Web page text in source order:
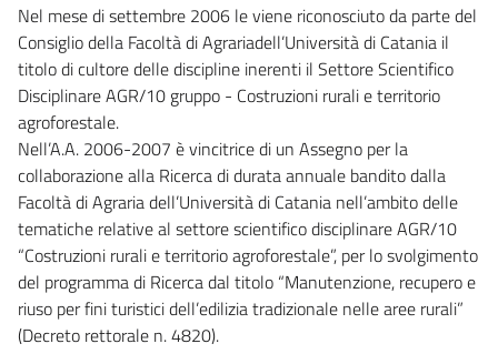
Nel mese di settembre 2006 le viene riconosciuto da parte del
Consiglio della Facoltà di Agrariadell’Università di Catania il
titolo di cultore delle discipline inerenti il Settore Scientifico
Disciplinare AGR/10 gruppo - Costruzioni rurali e territorio
agroforestale.
Nell’A.A. 2006-2007 è vincitrice di un Assegno per la
collaborazione alla Ricerca di durata annuale bandito dalla
Facoltà di Agraria dell’Università di Catania nell’ambito delle
tematiche relative al settore scientifico disciplinare AGR/10
“Costruzioni rurali e territorio agroforestale”, per lo svolgimento
del programma di Ricerca dal titolo “Manutenzione, recupero e
riuso per fini turistici dell’edilizia tradizionale nelle aree rurali”
(Decreto rettorale n. 4820).